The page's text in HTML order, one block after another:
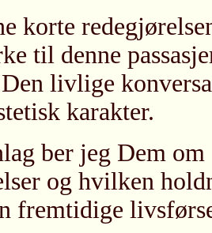
korte
til denne
livlige
karakter.
ber jeg Dem
og hvilken
fremtidige